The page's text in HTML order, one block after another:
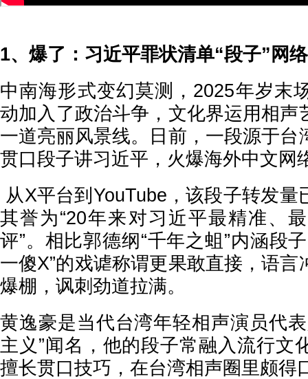
1、爆了：习近平罪状清单“段子”网
中南海形式变幻莫测，2025年岁末
动加入了政治斗争，文化界运用相声
一道亮丽风景线。日前，一段源于台
贯口段子讲习近平，火爆海外中文网
从X平台到YouTube，该段子转发量
其誉为“20年来对习近平最精准、
评”。相比郭德纲“千年之蛆”内涵段
一傻X”的戏谑称谓更果敢直接，语
爆棚，讽刺劲道拉满。
黄逸豪是当代台湾年轻相声演员代
主义”闻名，他的段子常融入流行文
擅长贯口技巧，在台湾相声圈里颇得